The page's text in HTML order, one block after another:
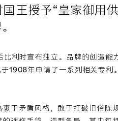
王授予“皇家御用
利时宣布独立。品牌的创造能
1908年申请了一系列相关专
于矛盾风格，敢于打破旧俗陈